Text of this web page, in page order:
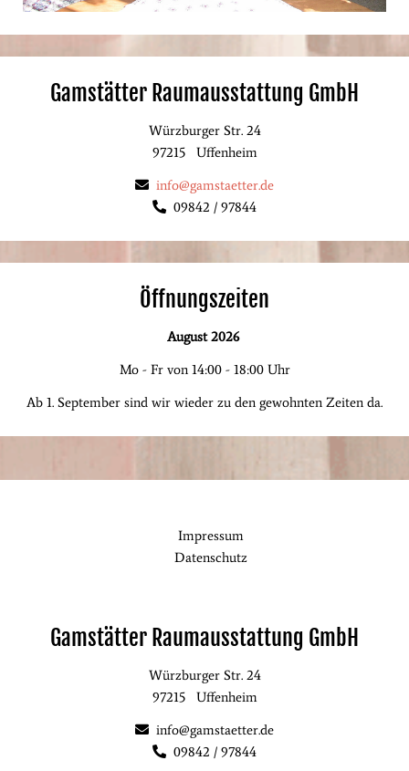
Gamstätter Raumausstattung GmbH
Würzburger Str. 24
97215
Uffenheim
info@gamstaetter.de
09842 / 97844
Öffnungszeiten
August 2026
Mo - Fr von 14:00 - 18:00 Uhr
Ab 1. September sind wir wieder zu den gewohnten Zeiten da.
Impressum
Datenschutz
Gamstätter Raumausstattung GmbH
Würzburger Str. 24
97215
Uffenheim
info@gamstaetter.de
09842 / 97844